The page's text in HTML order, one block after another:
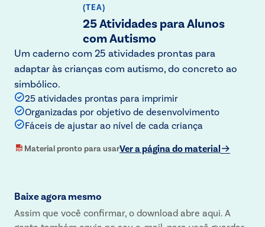
(TEA)
25 Atividades para Alunos
com Autismo
Um caderno com 25 atividades prontas para
adaptar às crianças com autismo, do concreto ao
simbólico.
25 atividades prontas para imprimir
Organizadas por objetivo de desenvolvimento
Fáceis de ajustar ao nível de cada criança
Material pronto para usarVer a página do material
Baixe agora mesmo
Assim que você confirmar, o download abre aqui. A